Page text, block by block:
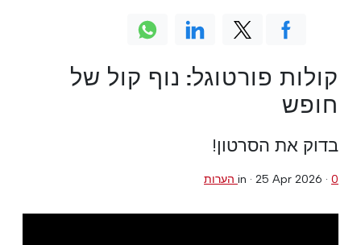
קולות פורטוגל: נוף קול של
חופש
בדוק את הסרטון!
in · 25 Apr 2026 · 0 הערות